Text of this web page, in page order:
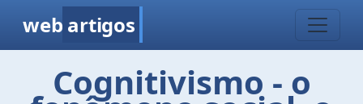
web artigos
Cognitivismo - o